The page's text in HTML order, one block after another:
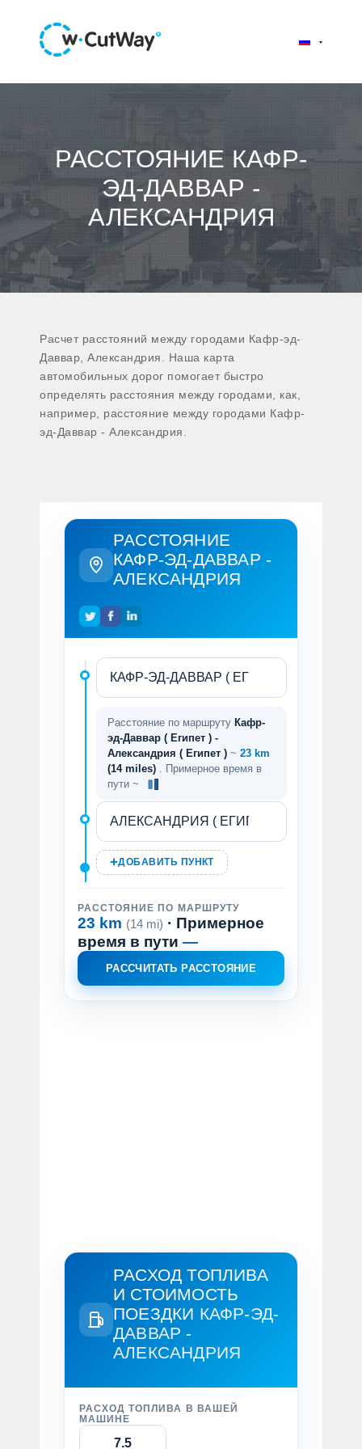
РАССТОЯНИЕ КАФР-
ЭД-ДАВВАР -
АЛЕКСАНДРИЯ
Расчет расстояний между городами Кафр-эд-
Даввар, Александрия. Наша карта
автомобильных дорог помогает быстро
определять расстояния между городами, как,
например, расстояние между городами Кафр-
эд-Даввар - Александрия.
РАССТОЯНИЕ
КАФР-ЭД-ДАВВАР -
АЛЕКСАНДРИЯ
Расстояние по маршруту Кафр-
эд-Даввар ( Египет ) -
Александрия ( Египет ) ~ 23 km
(14 miles)
. Примерное время в
пути ~
ДОБАВИТЬ ПУНКТ
РАССТОЯНИЕ ПО МАРШРУТУ
23 km (14 mi) · Примерное
время в пути —
РАССЧИТАТЬ РАССТОЯНИЕ
РАСХОД ТОПЛИВА
И СТОИМОСТЬ
ПОЕЗДКИ КАФР-ЭД-
ДАВВАР -
АЛЕКСАНДРИЯ
РАСХОД ТОПЛИВА В ВАШЕЙ
МАШИНЕ